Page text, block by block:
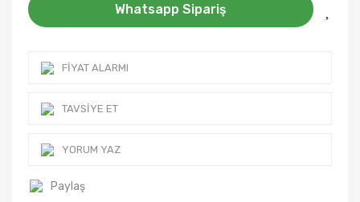
Whatsapp Sipariş
FIYAT ALARMI
TAVSIYE ET
YORUM YAZ
Paylaş